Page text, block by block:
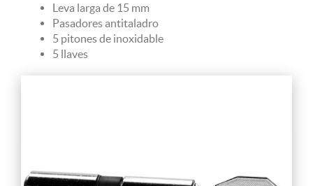
Leva larga de 15 mm
Pasadores antitaladro
5 pitones de inoxidable
5 llaves